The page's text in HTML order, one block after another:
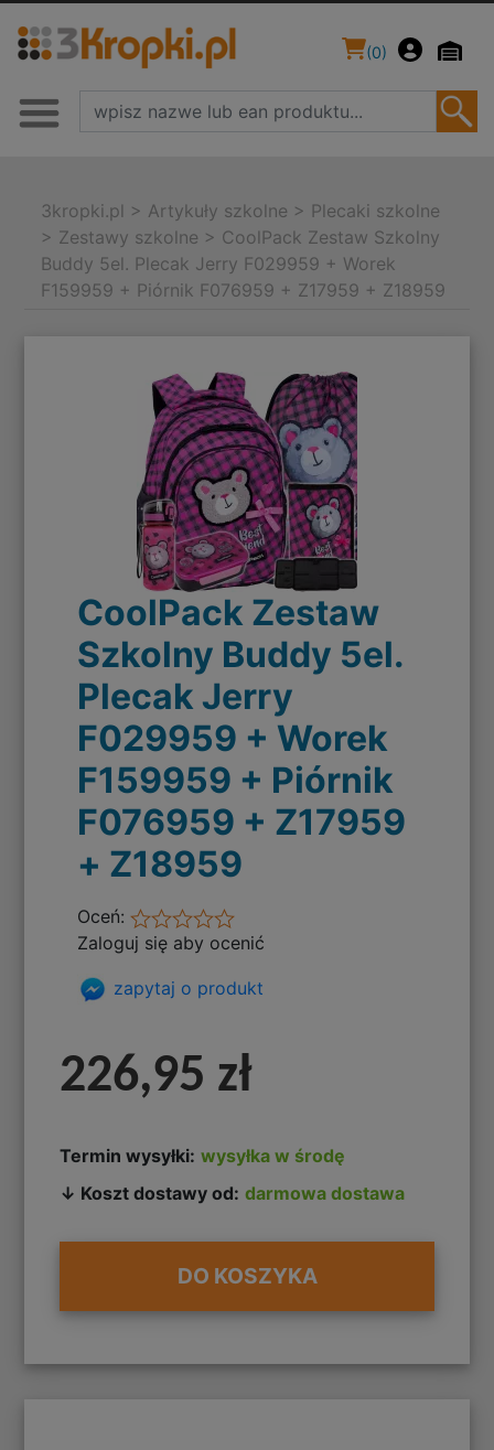
(0)
3kropki.pl > Artykuły szkolne > Plecaki szkolne
> Zestawy szkolne > CoolPack Zestaw Szkolny
Buddy 5el. Plecak Jerry F029959 + Worek
F159959 + Piórnik F076959 + Z17959 + Z18959
CoolPack Zestaw
Szkolny Buddy 5el.
Plecak Jerry
F029959 + Worek
F159959 + Piórnik
F076959 + Z17959
+ Z18959
Oceń:
Zaloguj się aby ocenić
zapytaj o produkt
226,95 zł
Termin wysyłki: wysyłka w środę
↓ Koszt dostawy od: darmowa dostawa
DO KOSZYKA